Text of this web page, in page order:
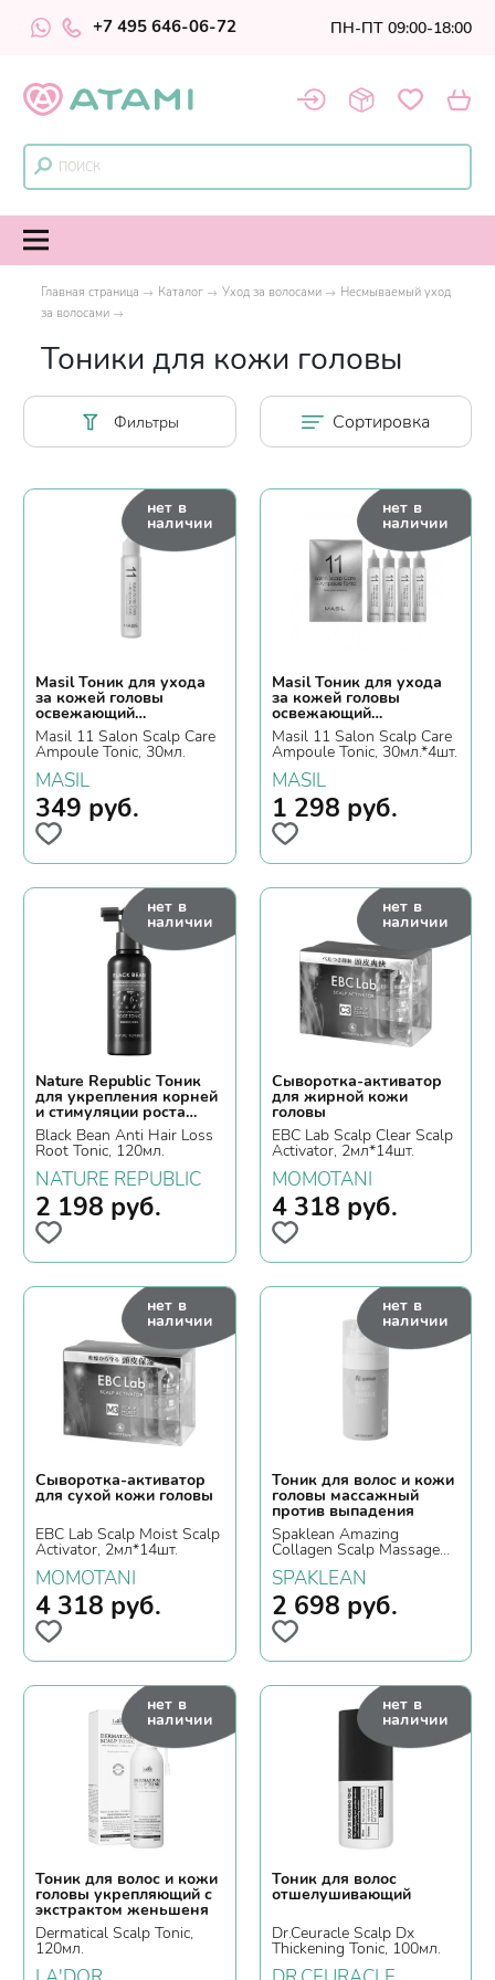
+7 495 646-06-72 ПН-ПТ 09:00-18:00
Главная страница Каталог Уход за волосами
Несмываемый уход
за волосами
Тоники для кожи головы
Фильтры Сортировка
нет в
наличии
Masil Тоник для ухода
за кожей головы
освежающий
ампульный
Masil 11 Salon Scalp Care
Ampoule Tonic, 30мл.
MASIL
349 руб.
нет в
наличии
Masil Тоник для ухода
за кожей головы
освежающий
ампульный
Masil 11 Salon Scalp Care
Ampoule Tonic, 30мл.*4шт.
MASIL
1 298 руб.
нет в
наличии
Nature Republic Тоник
для укрепления корней
и стимуляции роста
волос с экстрактом
черной фасоли
Black Bean Anti Hair Loss
Root Tonic, 120мл.
NATURE REPUBLIC
2 198 руб.
нет в
наличии
Сыворотка-активатор
для жирной кожи
головы
EBC Lab Scalp Clear Scalp
Activator, 2мл*14шт.
MOMOTANI
4 318 руб.
нет в
наличии
Сыворотка-активатор
для сухой кожи головы
EBC Lab Scalp Moist Scalp
Activator, 2мл*14шт.
MOMOTANI
4 318 руб.
нет в
наличии
Тоник для волос и кожи
головы массажный
против выпадения
Spaklean Amazing
Collagen Scalp Massage
Tonic, 120мл.
SPAKLEAN
2 698 руб.
нет в
наличии
Тоник для волос и кожи
головы укрепляющий с
экстрактом женьшеня
Dermatical Scalp Tonic,
120мл.
нет в
наличии
Тоник для волос
отшелушивающий
Dr.Ceuracle Scalp Dx
Thickening Tonic, 100мл.